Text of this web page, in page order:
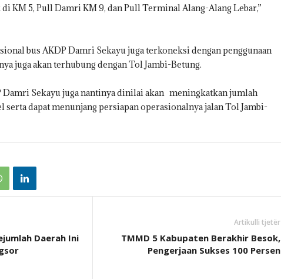
KM 5, Pull Damri KM 9, dan Pull Terminal Alang-Alang Lebar,”
bus AKDP Damri Sekayu juga terkoneksi dengan penggunaan
juga akan terhubung dengan Tol Jambi-Betung.
Damri Sekayu juga nantinya dinilai akan meningkatkan jumlah
serta dapat menunjang persiapan operasionalnya jalan Tol Jambi-
Daerah Ini
Artikulli tjetër
TMMD 5 Kabupaten Berakhir Besok,
Pengerjaan Sukses 100 Persen